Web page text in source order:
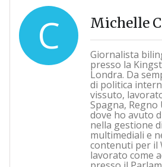
C Michelle
Giornalista
presso la
Londra. Da
di politica
vissuto,
Spagna,
dove ho avuto
nella gestione
multimediali e
contenuti per il
lavorato come